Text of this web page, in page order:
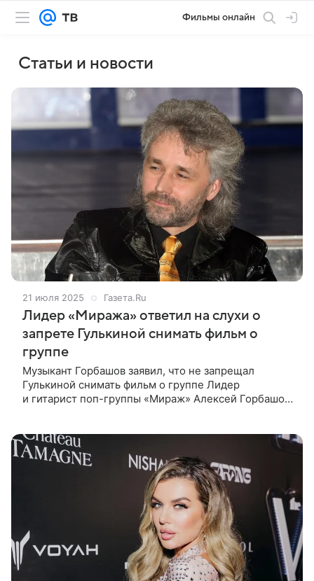
Фильмы онлайн
Статьи и новости
21 июля 2025 Газета.Ru
Лидер «Миража» ответил на слухи о
запрете Гулькиной снимать фильм о
группе
Музыкант Горбашов заявил, что не запрещал
Гулькиной снимать фильм о группе Лидер
и гитарист поп-группы «Мираж» Алексей Горбашов